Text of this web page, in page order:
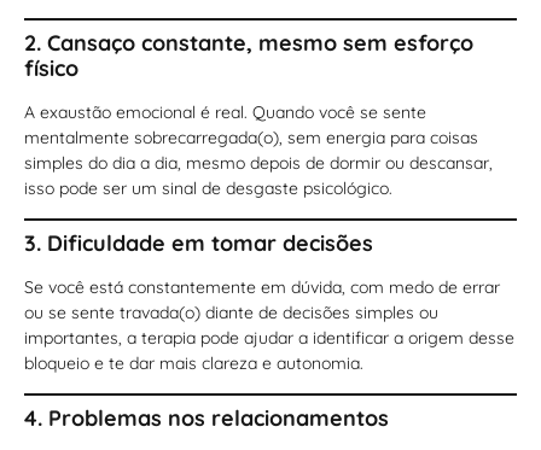
2. Cansaço constante, mesmo sem esforço
físico
A exaustão emocional é real. Quando você se sente
mentalmente sobrecarregada(o), sem energia para coisas
simples do dia a dia, mesmo depois de dormir ou descansar,
isso pode ser um sinal de desgaste psicológico.
3. Dificuldade em tomar decisões
Se você está constantemente em dúvida, com medo de errar
ou se sente travada(o) diante de decisões simples ou
importantes, a terapia pode ajudar a identificar a origem desse
bloqueio e te dar mais clareza e autonomia.
4. Problemas nos relacionamentos